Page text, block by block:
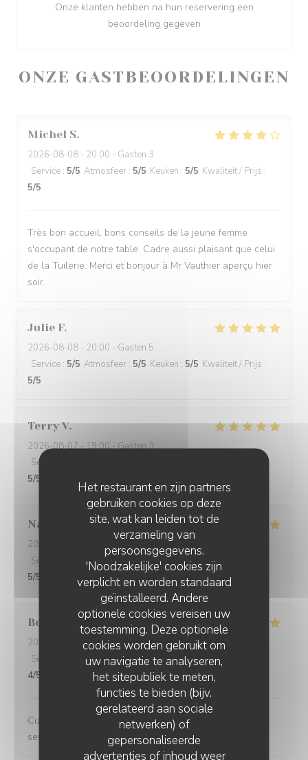
Het restaurant en zijn partners
gebruiken cookies op deze
site, wat kan leiden tot de
verzameling van
persoonsgegevens.
'Noodzakelijke' cookies zijn
verplicht en worden standaard
geïnstalleerd. Andere
optionele cookies vereisen uw
toestemming. Deze optionele
cookies worden gebruikt om
uw navigatie te analyseren,
het sitepubliek te meten,
functies te bieden (bijv.
gerelateerd aan sociale
netwerken) of
gepersonaliseerde
advertenties of inhoud weer
ONZE GASTBEOORDELINGEN
Michel S
2026-08-08 - 20:00 - Gasten 3
Service : 5/5 Atmosfeer : 5/5 Keuken : 5/5 Kwaliteit / Prijs :
5/5
Très bon accueil, bons conseils de la jeune femme
s'occupant de notre table. Cadre aussi plaisant que celui
de la Tuilerie. Merci et bonjour à Mr Vauthier aperçu hier
soir.
Julie F
2026-08-08 - 20:00 - Gasten 5
Service : 5/5 Atmosfeer : 5/5 Keuken : 5/5 Kwaliteit / Prijs :
5/5
Terry V
2026-08-07- 19:00 - Gasten 3
Service
5/5
Nathalie M
2026-08-07
Service
Atmosfeer : /5 Keuken 5 Kwaliteit / Prijs
5/5
Bob
2026-08-07
- 13:00 - Gasten 2
Service
Atmosfeer:5/5 Keuken:5/5 Kwaliteit / Prijs
4/5
Cuisine excellente et originale, cadre très agréable et
service au top
Onze klanten hebben na hun reservering een
beoordeling gegeven